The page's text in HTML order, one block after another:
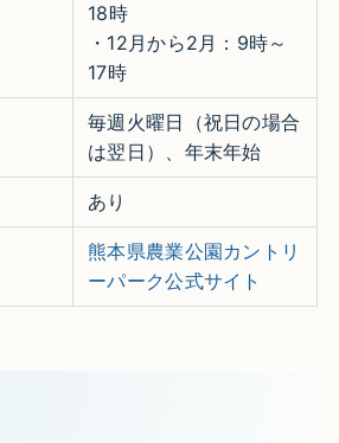
18時
・12月から2月：9時～
17時
毎週火曜日（祝日の場合
は翌日）、年末年始
あり
熊本県農業公園カントリ
ーパーク公式サイト